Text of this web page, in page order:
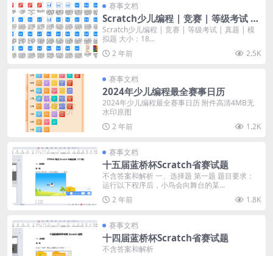
赛事文档
Scratch少儿编程 | 竞赛 | 等级考试 |
真题 | 模拟题
Scratch少儿编程 | 竞赛 | 等级考试 | 真题 | 模
拟题 大小：18...
2 年前
2.5K
赛事文档
2024年少儿编程最全赛事日历
2024年少儿编程最全赛事日历 附件高清4MB无
水印原图
2 年前
1.2K
赛事文档
十五届蓝桥杯Scratch省赛试题
不含答案和解析 一、选择题 第一题 题目要求：
运行以下程序后，小鸟会向舞台的某...
2 年前
1.8K
赛事文档
十四届蓝桥杯Scratch省赛试题
不含答案和解析